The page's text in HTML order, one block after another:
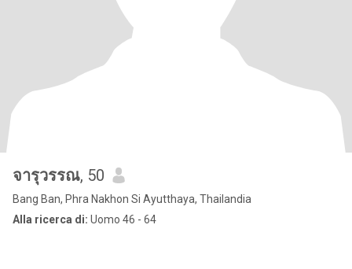
จารุวรรณ, 50
Bang Ban, Phra Nakhon Si Ayutthaya, Thailandia
Alla ricerca di: Uomo 46 - 64